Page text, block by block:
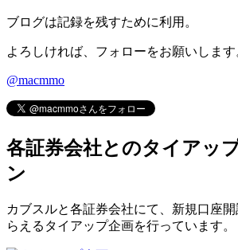
ブログは記録を残すために利用。
よろしければ、フォローをお願いします
@macmmo
各証券会社とのタイアッ
ン
カブスルと各証券会社にて、 新規口座
らえるタイアップ企画を行っています。